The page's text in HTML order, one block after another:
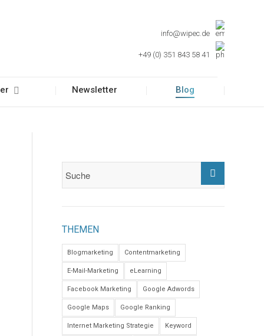
info@wipec.de
+49 (0) 351 843 58 41
Newsletter Blog
THEMEN
Blogmarketing Contentmarketing
E-Mail-Marketing eLearning
Facebook Marketing Google Adwords
Google Maps Google Ranking
Internet Marketing Strategie Keyword